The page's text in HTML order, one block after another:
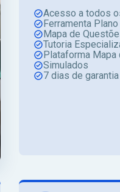
Acesso a todos
Ferramenta
Mapa de
Tutoria
Plataforma Mapa
Simulados
7 dias de garantia